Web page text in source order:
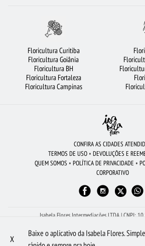
FLORICULTURA BRASÍLIA
ORQUÍDEAS FLORICULTURA OSASCO
BUQUÊ DE ROSAS VERMELHAS
BUQUÊ DE 20 ROSAS VERMELHAS
FLORES BRANCAS
FLORICULTURA SÃO BERNARDO
FLORICULTURA SÃO JOSÉ DOS CAMPOS
FLORICULTURA SANTO ANDRÉ BUQUÊS DE FLORES
FLORICULTURA UBERLÂNDIA
Floricultura Curitiba
Floricultura Goiânia
Floricultura BH
Floricultura Fortaleza
Floricultura Campinas
CONFIRA AS CIDADES
TERMOS DE USO • DEVOLUÇÕES E
QUEM SOMOS • POLÍTICA DE PRIVACIDADE •
CORPORATIVO
Isabela Flores Intermediações LTDA | CNPJ:
Peça pelo WhatsApp: (19) 98605-
X
Baixe o aplicativo da Isabela Flores.